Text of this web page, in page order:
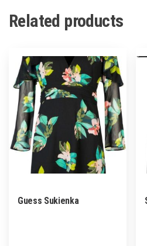
Related products
Guess Sukienka